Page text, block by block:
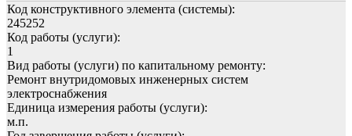
Код конструктивного элемента (системы):
245252
Код работы (услуги):
1
Вид работы (услуги) по капитальному ремонту:
Ремонт внутридомовых инженерных систем
электроснабжения
Единица измерения работы (услуги):
м.п.